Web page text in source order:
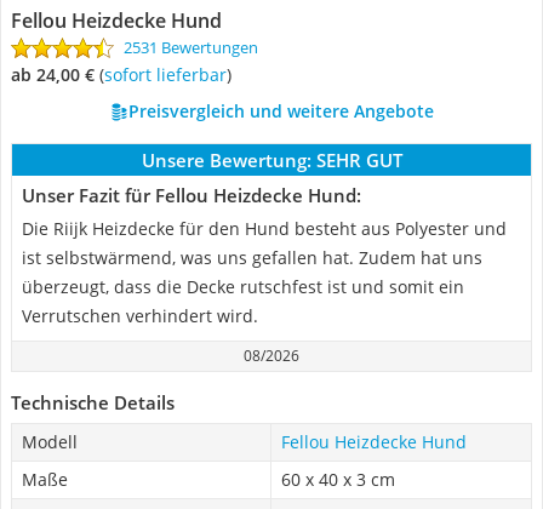
Fellou Heizdecke Hund
2531 Bewertungen
ab 24,00 € ( Sofort lieferbar)
Preisvergleich und weitere Angebote
Unsere Bewertung: SEHR GUT
Unser Fazit für Fellou Heizdecke Hund:
Die Riijk Heizdecke für den Hund besteht aus Polyester und
ist selbstwärmend, was uns gefallen hat. Zudem hat uns
überzeugt, dass die Decke rutschfest ist und somit ein
Verrutschen verhindert wird.
08/2026
Technische Details
Modell
Fellou Heizdecke Hund
Maße
60 x 40 x 3 cm